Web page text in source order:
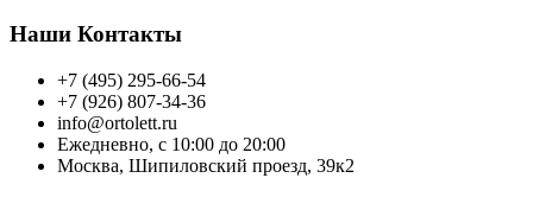
Наши Контакты
+7 (495) 295-66-54
+7 (926) 807-34-36
info@ortolett.ru
Ежедневно, с 10:00 до 20:00
Москва, Шипиловский проезд, 39к2